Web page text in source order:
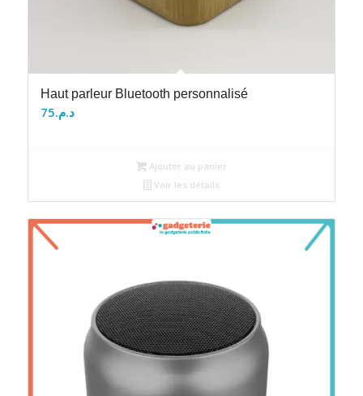
Haut parleur Bluetooth personnalisé
د.م.75
Ajouter au panier
Voir les détails